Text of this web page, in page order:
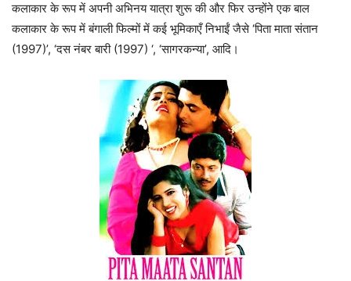
कलाकार के रूप में अपनी अभिनय यात्रा शुरू की और फिर उन्होंने एक बाल
कलाकार के रूप में बंगाली फिल्मों में कई भूमिकाएँ निभाईं जैसे ‘पिता माता संतान
(1997)’, ‘दस नंबर बारी (1997) ‘, ‘सागरकन्या’, आदि।